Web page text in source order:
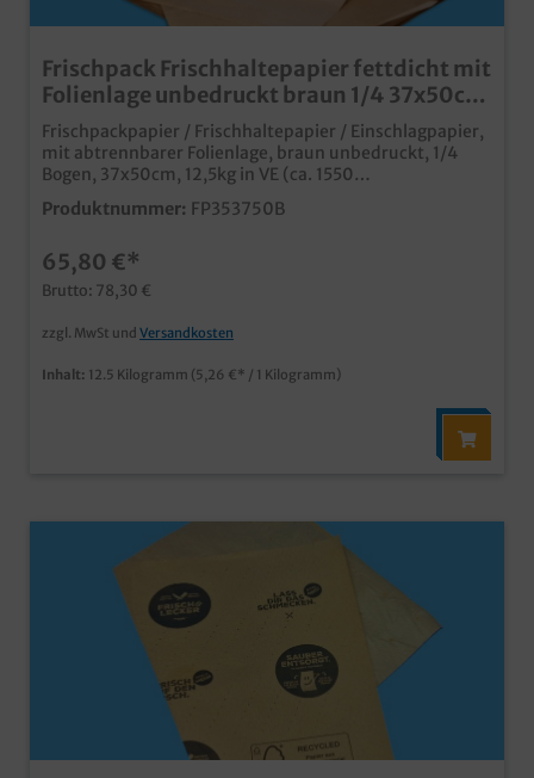
Frischpack Frischhaltepapier fettdicht mit
Folienlage unbedruckt braun 1/4 37x50cm
12,5kg
Frischpackpapier / Frischhaltepapier / Einschlagpapier,
mit abtrennbarer Folienlage, braun unbedruckt, 1/4
Bogen, 37x50cm, 12,5kg in VE (ca. 1550
Blatt)praktisches Einschlagpapier mit abtrennbarer
Folienlageunbedruckt braun, für vielseitige
FettdichtigkeitPapier und Folie sind für die Entsorgung
schnell trennbarideal für Fleisch, Wurstaufschnitt, Käse
oder fettige Imbiss- und Fastfood Produkteauch
individuell bedruckbar, bereits ab 300kg
Produktnummer: FP353750B
65,80 €*
Brutto: 78,30 €
zzgl. MwSt und Versandkosten
Inhalt: 12.5 Kilogramm (5,26 €* / 1 Kilogramm)